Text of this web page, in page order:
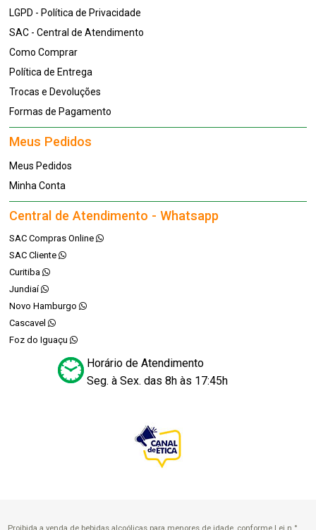
LGPD - Política de Privacidade
SAC - Central de Atendimento
Como Comprar
Política de Entrega
Trocas e Devoluções
Formas de Pagamento
Meus Pedidos
Meus Pedidos
Minha Conta
Central de Atendimento - Whatsapp
SAC Compras Online
SAC Cliente
Curitiba
Jundiaí
Novo Hamburgo
Cascavel
Foz do Iguaçu
Horário de Atendimento
Seg. à Sex. das 8h às 17:45h
Proibida a venda de bebidas alcoólicas para menores de idade, conforme Lei n.°